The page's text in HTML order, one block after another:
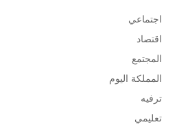
اجتماعي
اقتصاد
المجتمع
المملكة اليوم
ترفيه
تعليمي